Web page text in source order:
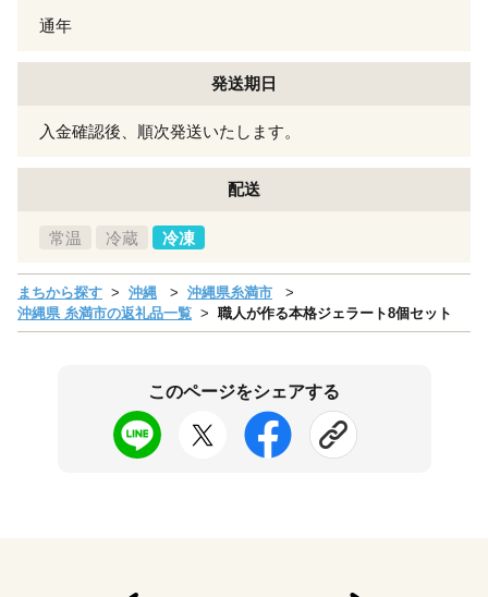
通年
発送期日
入金確認後、順次発送いたします。
配送
常温 冷蔵 冷凍
まちから探す 沖縄
沖縄県糸満市
沖縄県 糸満市の返礼品一覧
職人が作る本格ジェラート8個セット
このページをシェアする